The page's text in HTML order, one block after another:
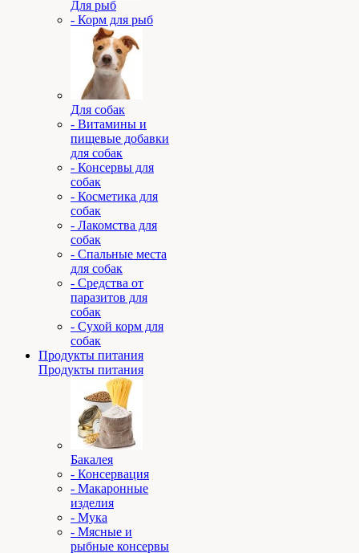
Для рыб
- Корм для рыб
Для собак
- Витамины и
пищевые добавки
для собак
- Консервы для
собак
- Косметика для
собак
- Лакомства для
собак
- Спальные места
для собак
- Средства от
паразитов для
собак
- Сухой корм для
собак
Продукты питания
Продукты питания
Бакалея
- Консервация
- Макаронные
изделия
- Мука
- Мясные и
рыбные консервы